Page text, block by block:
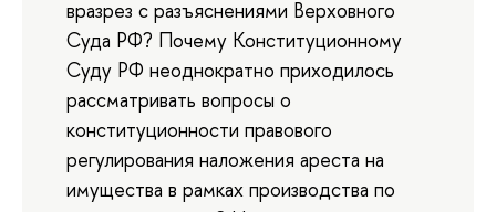
вразрез с разъяснениями Верховного
Суда РФ? Почему Конституционному
Суду РФ неоднократно приходилось
рассматривать вопросы о
конституционности правового
регулирования наложения ареста на
имущества в рамках производства по